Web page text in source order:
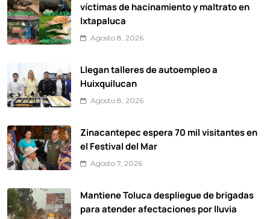
víctimas de hacinamiento y maltrato en
Ixtapaluca
Agosto 8, 2026
Llegan talleres de autoempleo a
Huixquilucan
Agosto 8, 2026
Zinacantepec espera 70 mil visitantes en
el Festival del Mar
Agosto 7, 2026
Mantiene Toluca despliegue de brigadas
para atender afectaciones por lluvia